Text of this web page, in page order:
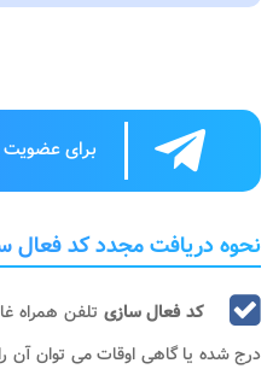
برای عضویت
نحوه دریافت مجدد کد فعال
کد فعال سازی تلفن همراه
درج شده یا گاهی اوقات می توان آن